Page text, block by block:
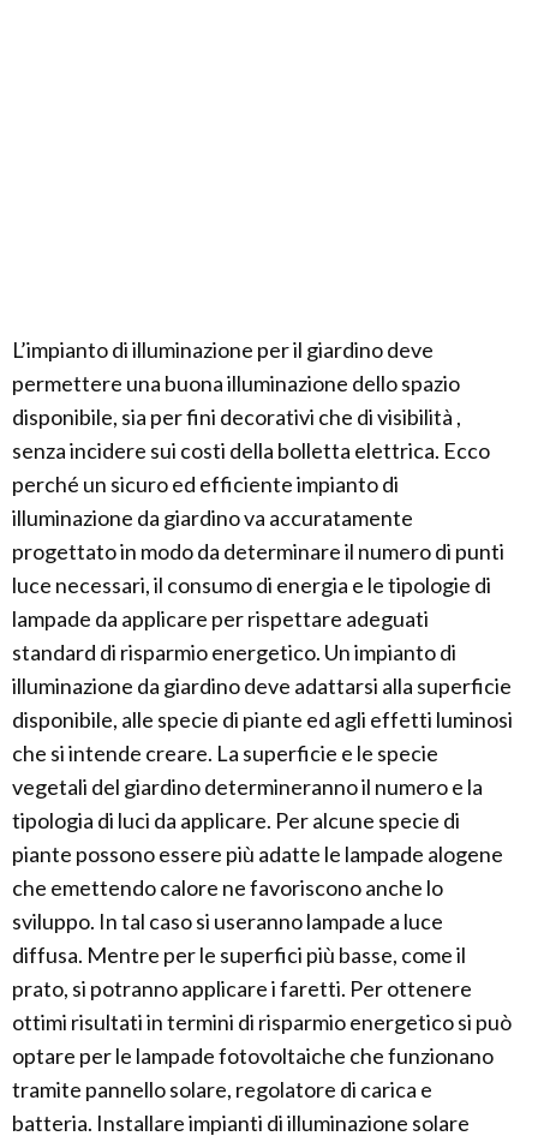
L’impianto di illuminazione per il giardino deve
permettere una buona illuminazione dello spazio
disponibile, sia per fini decorativi che di visibilità ,
senza incidere sui costi della bolletta elettrica. Ecco
perché un sicuro ed efficiente impianto di
illuminazione da giardino va accuratamente
progettato in modo da determinare il numero di punti
luce necessari, il consumo di energia e le tipologie di
lampade da applicare per rispettare adeguati
standard di risparmio energetico. Un impianto di
illuminazione da giardino deve adattarsi alla superficie
disponibile, alle specie di piante ed agli effetti luminosi
che si intende creare. La superficie e le specie
vegetali del giardino determineranno il numero e la
tipologia di luci da applicare. Per alcune specie di
piante possono essere più adatte le lampade alogene
che emettendo calore ne favoriscono anche lo
sviluppo. In tal caso si useranno lampade a luce
diffusa. Mentre per le superfici più basse, come il
prato, si potranno applicare i faretti. Per ottenere
ottimi risultati in termini di risparmio energetico si può
optare per le lampade fotovoltaiche che funzionano
tramite pannello solare, regolatore di carica e
batteria. Installare impianti di illuminazione solare